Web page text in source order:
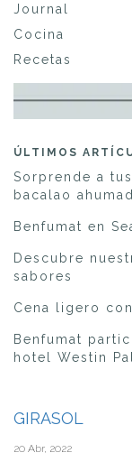
Journal
Cocina
Recetas
ÚLTIMOS
Sorprende a
bacalao
Benfumat en
Descubre
sabores
Cena ligero
Benfumat
hotel Westin
GIRASOL
20 Abr, 2022